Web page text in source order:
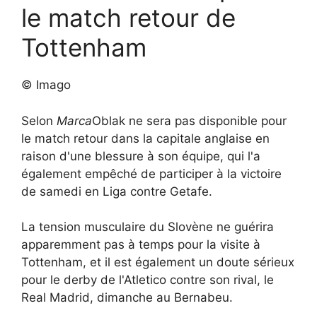
le match retour de
Tottenham
© Imago
Selon MarcaOblak ne sera pas disponible pour
le match retour dans la capitale anglaise en
raison d'une blessure à son équipe, qui l'a
également empêché de participer à la victoire
de samedi en Liga contre Getafe.
La tension musculaire du Slovène ne guérira
apparemment pas à temps pour la visite à
Tottenham, et il est également un doute sérieux
pour le derby de l'Atletico contre son rival, le
Real Madrid, dimanche au Bernabeu.